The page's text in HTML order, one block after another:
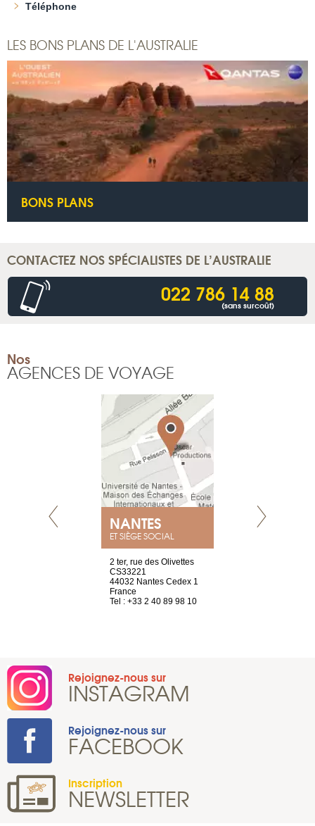
Téléphone
LES BONS PLANS DE L'AUSTRALIE
BONS PLANS
CONTACTEZ NOS SPÉCIALISTES DE L’AUSTRALIE
022 786 14 88
(sans surcoût)
Nos
AGENCES DE VOYAGE
NANTES
ET SIÈGE SOCIAL
2 ter, rue des Olivettes
CS33221
44032 Nantes Cedex 1
France
Tel : +33 2 40 89 98 10
Rejoignez-nous sur
INSTAGRAM
Rejoignez-nous sur
FACEBOOK
Inscription
NEWSLETTER